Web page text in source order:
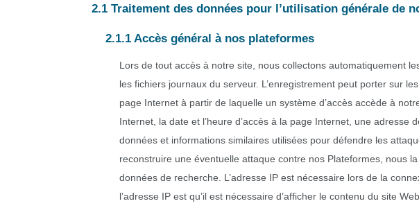
2.1 Traitement des données pour l’utilisation générale de
2.1.1 Accès général à nos plateformes
Lors de tout accès à notre site, nous collectons automatiquement
les fichiers journaux du serveur. L’enregistrement peut porter sur
page Internet à partir de laquelle un système d’accès accède à
Internet, la date et l’heure d’accès à la page Internet, une
données et informations similaires utilisées pour défendre les
reconstruire une éventuelle attaque contre nos Plateformes, nous
données de recherche. L’adresse IP est nécessaire lors de la
l’adresse IP est qu’il est nécessaire d’afficher le contenu du site